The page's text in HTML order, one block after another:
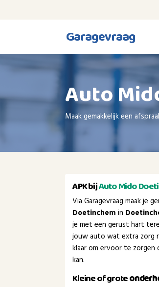
Garagevraag
Auto
Maak gemakkelijk een
APK bijAuto Mido
Via Garagevraag maak je
Doetinchemin
je met een gerust hart
jouw auto wat extra zorg
klaar om ervoor te
kan.
Kleine of grote